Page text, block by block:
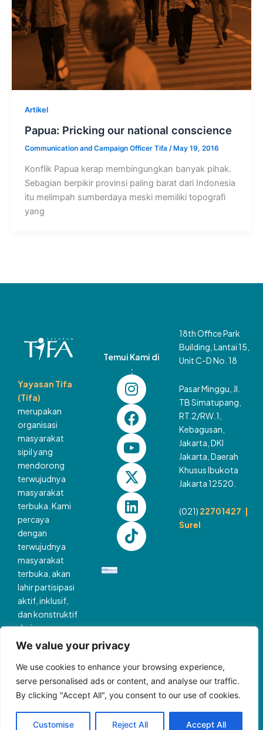
We value your privacy
We use cookies to enhance your browsing experience,
serve personalised ads or content, and analyse our traffic.
By clicking "Accept All", you consent to our use of cookies.
Customise Reject All Accept All
Artikel
Papua: Pricking our national conscience
Communication and Campaign Officer Tifa / May 19, 2016
Konflik Papua kerap membingungkan banyak pihak.
Sebagian berpikir provinsi paling barat dari Indonesia
itu melimpah sumberdaya meski memiliki topografi
yang
Yayasan Tifa
(Tifa)
merupakan
organisasi
masyarakat
sipil yang
mendorong
terwujudnya
masyarakat
terbuka. Kami
percaya
dengan
terwujudnya
masyarakat
terbuka, akan
lahir partisipasi
aktif, inklusif,
dan konstruktif
dari semua
pihak, yang
membawa kita
pada dunia
yang lebih
dan adil.
Temui Kami di
:
I
n
s
t
a
g
r
a
m
F
a
c
e
b
o
o
k
Y
o
u
t
u
b
e
X
-
t
w
i
t
t
e
r
L
i
n
k
e
d
i
n
T
i
k
t
o
k
18th Office Park
Building, Lantai 15,
Unit C-D No. 18
Pasar Minggu, Jl.
TB Simatupang,
RT.2/RW.1,
Kebagusan,
Jakarta, DKI
Jakarta, Daerah
Khusus Ibukota
Jakarta 12520.
(021) 22701427 |
Surel